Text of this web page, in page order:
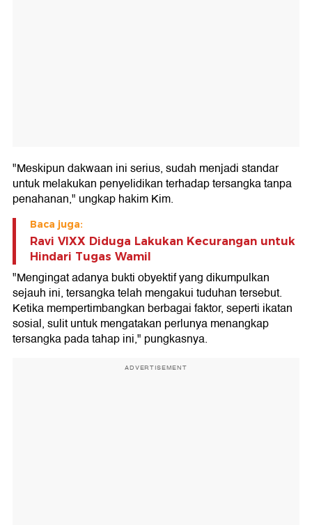
"Meskipun dakwaan ini serius, sudah menjadi standar
untuk melakukan penyelidikan terhadap tersangka tanpa
penahanan," ungkap hakim Kim.
Baca juga:
Ravi VIXX Diduga Lakukan Kecurangan untuk
Hindari Tugas Wamil
"Mengingat adanya bukti obyektif yang dikumpulkan
sejauh ini, tersangka telah mengakui tuduhan tersebut.
Ketika mempertimbangkan berbagai faktor, seperti ikatan
sosial, sulit untuk mengatakan perlunya menangkap
tersangka pada tahap ini," pungkasnya.
ADVERTISEMENT